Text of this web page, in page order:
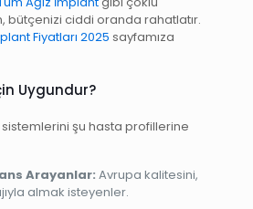
bütçenizi ciddi oranda rahatlatır.
Fiyatları 2025 sayfamıza
Uygundur?
sistemlerini şu hasta profillerine
Arayanlar: Avrupa kalitesini,
almak isteyenler.